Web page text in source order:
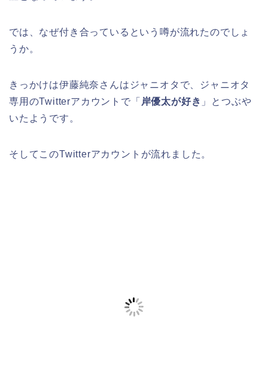
では、なぜ付き合っているという噂が流れたのでしょ
うか。
きっかけは伊藤純奈さんはジャニオタで、ジャニオタ
専用のTwitterアカウントで「 岸優太が好き 」とつぶや
いたようです。
そしてこのTwitterアカウントが流れました。